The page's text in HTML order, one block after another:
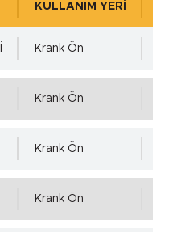
KULLANIM YERİ
Krank Ön
Krank Ön
Krank Ön
Krank Ön